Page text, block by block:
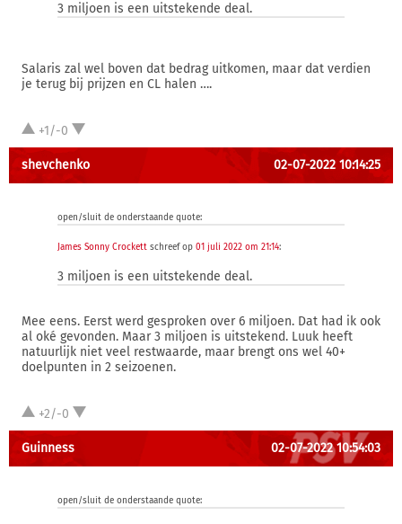
3 miljoen is een uitstekende deal.
Salaris zal wel boven dat bedrag uitkomen, maar dat verdien
je terug bij prijzen en CL halen ….
+1/-0
shevchenko 02-07-2022 10:14:25
open/sluit de onderstaande quote:
James Sonny Crockett schreef op 01 juli 2022 om 21:14:
3 miljoen is een uitstekende deal.
Mee eens. Eerst werd gesproken over 6 miljoen. Dat had ik ook
al oké gevonden. Maar 3 miljoen is uitstekend. Luuk heeft
natuurlijk niet veel restwaarde, maar brengt ons wel 40+
doelpunten in 2 seizoenen.
+2/-0
Guinness 02-07-2022 10:54:03
open/sluit de onderstaande quote: